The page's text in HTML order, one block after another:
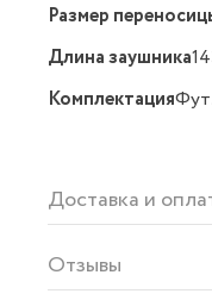
Размер
Длина заушника
Комплектация
Доставка и
Отзывы